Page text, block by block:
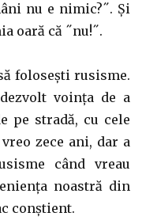
nu e nimic?˝. Și
oară că ˝nu!˝.
folosești rusisme.
voința de a
pe stradă, cu cele
zece ani, dar a
când vreau
noastră din
conștient.